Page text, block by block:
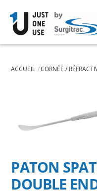
content
ACCUEIL CORNÉE /
PATON
DOUBLE